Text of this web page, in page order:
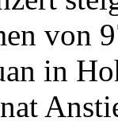
von
in